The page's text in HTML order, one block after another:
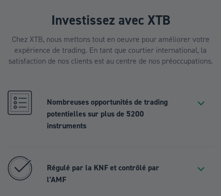
Investissez avec XTB
Chez XTB, nous mettons tout en oeuvre pour améliorer votre
expérience de trading. En tant que courtier international, la
satisfaction de nos clients est au centre de nos préoccupations.
Nombreuses opportunités de trading
potentielles sur plus de 5200
instruments
Régulé par la KNF et contrôlé par
l’AMF